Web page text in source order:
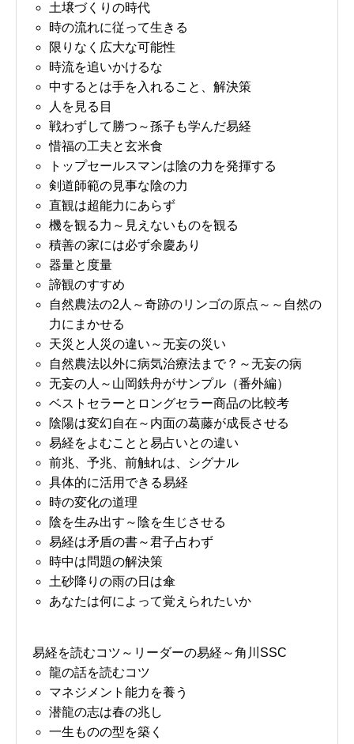
土壌づくりの時代
時の流れに従って生きる
限りなく広大な可能性
時流を追いかけるな
中するとは手を入れること、解決策
人を見る目
戦わずして勝つ～孫子も学んだ易経
惜福の工夫と玄米食
トップセールスマンは陰の力を発揮する
剣道師範の見事な陰の力
直観は超能力にあらず
機を観る力～見えないものを観る
積善の家には必ず余慶あり
器量と度量
諦観のすすめ
自然農法の2人～奇跡のリンゴの原点～～自然の
力にまかせる
天災と人災の違い～无妄の災い
自然農法以外に病気治療法まで？～无妄の病
无妄の人～山岡鉄舟がサンプル（番外編）
ベストセラーとロングセラー商品の比較考
陰陽は変幻自在～内面の葛藤が成長させる
易経をよむことと易占いとの違い
前兆、予兆、前触れは、シグナル
具体的に活用できる易経
時の変化の道理
陰を生み出す～陰を生じさせる
易経は矛盾の書～君子占わず
時中は問題の解決策
土砂降りの雨の日は傘
あなたは何によって覚えられたいか
易経を読むコツ～リーダーの易経～角川SSC
龍の話を読むコツ
マネジメント能力を養う
潜龍の志は春の兆し
一生ものの型を築く